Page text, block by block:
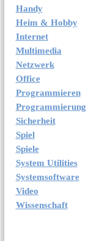
Handy
Heim & Hobby
Internet
Multimedia
Netzwerk
Office
Programmieren
Programmierung
Sicherheit
Spiel
Spiele
System Utilities
Systemsoftware
Video
Wissenschaft